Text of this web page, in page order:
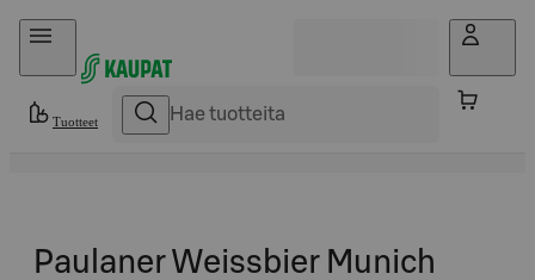
Hyppää sisältöön
Tuotteet
Paulaner Weissbier Munich